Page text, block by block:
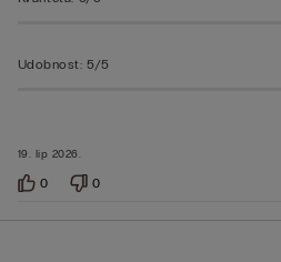
19. lip 2026.
Udobnost: 5/5
0 0